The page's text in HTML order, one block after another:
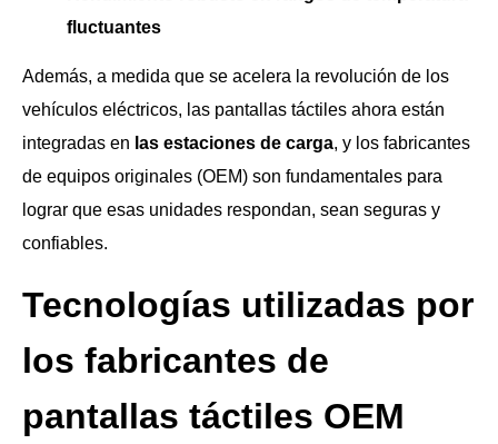
fluctuantes
Además, a medida que se acelera la revolución de los
vehículos eléctricos, las pantallas táctiles ahora están
integradas en las estaciones de carga, y los fabricantes
de equipos originales (OEM) son fundamentales para
lograr que esas unidades respondan, sean seguras y
confiables.
Tecnologías utilizadas por
los fabricantes de
pantallas táctiles OEM